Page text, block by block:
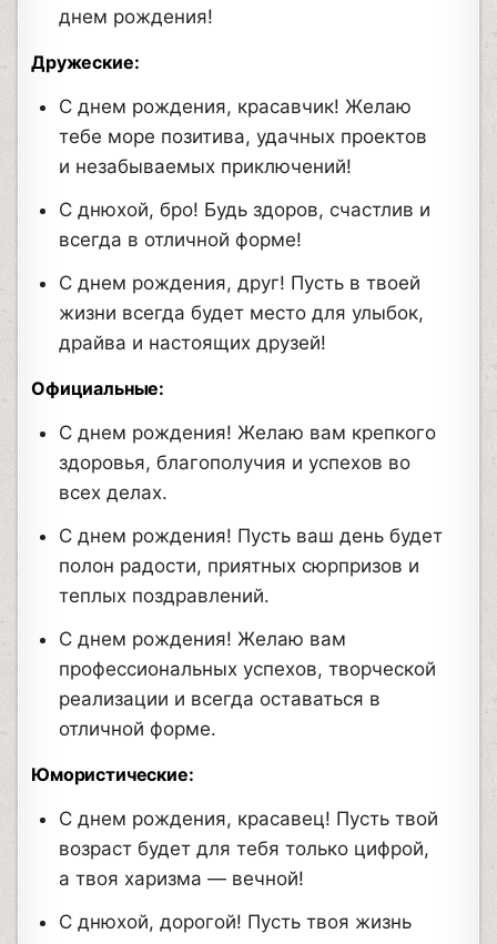
днем рождения!
Дружеские:
С днем рождения, красавчик! Желаю
тебе море позитива, удачных проектов
и незабываемых приключений!
С днюхой, бро! Будь здоров, счастлив и
всегда в отличной форме!
С днем рождения, друг! Пусть в твоей
жизни всегда будет место для улыбок,
драйва и настоящих друзей!
Официальные:
С днем рождения! Желаю вам крепкого
здоровья, благополучия и успехов во
всех делах.
С днем рождения! Пусть ваш день будет
полон радости, приятных сюрпризов и
теплых поздравлений.
С днем рождения! Желаю вам
профессиональных успехов, творческой
реализации и всегда оставаться в
отличной форме.
Юмористические:
С днем рождения, красавец! Пусть твой
возраст будет для тебя только цифрой,
а твоя харизма — вечной!
С днюхой, дорогой! Пусть твоя жизнь